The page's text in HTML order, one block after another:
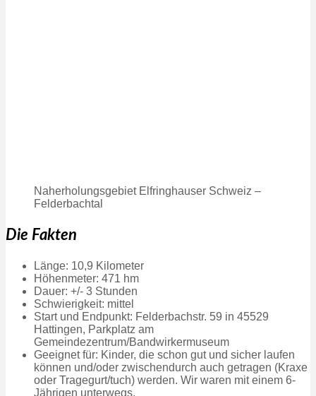
Naherholungsgebiet Elfringhauser Schweiz –
Felderbachtal
Die Fakten
Länge: 10,9 Kilometer
Höhenmeter: 471 hm
Dauer: +/- 3 Stunden
Schwierigkeit: mittel
Start und Endpunkt: Felderbachstr. 59 in 45529
Hattingen, Parkplatz am
Gemeindezentrum/Bandwirkermuseum
Geeignet für: Kinder, die schon gut und sicher laufen
können und/oder zwischendurch auch getragen (Kraxe
oder Tragegurt/tuch) werden. Wir waren mit einem 6-
Jährigen unterwegs.